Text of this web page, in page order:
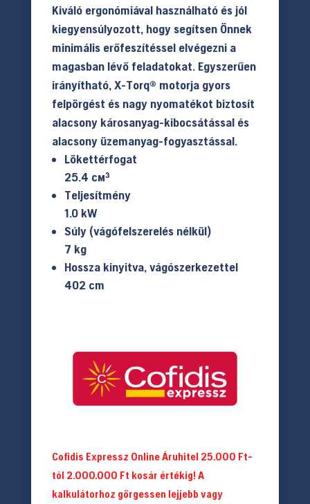
Kiváló ergonómiával használható és jól
kiegyensúlyozott, hogy segítsen Önnek
minimális erőfeszítéssel elvégezni a
magasban lévő feladatokat. Egyszerűen
irányítható, X-Torq® motorja gyors
felpörgést és nagy nyomatékot biztosít
alacsony károsanyag-kibocsátással és
alacsony üzemanyag-fogyasztással.
Lökettérfogat
25.4 см³
Teljesítmény
1.0 kW
Súly (vágófelszerelés nélkül)
7 kg
Hossza kinyitva, vágószerkezettel
402 cm
Cofidis Expressz Online Áruhitel 25.000 Ft-
tól 2.000.000 Ft kosár értékig! A
kalkulátorhoz görgessen lejjebb vagy